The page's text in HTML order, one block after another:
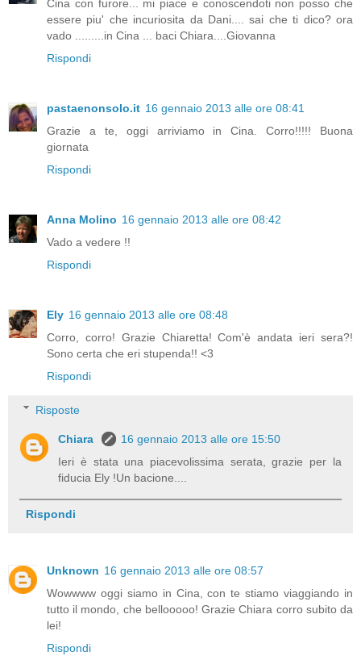
Cina con furore... mi piace e conoscendoti non posso che
essere piu' che incuriosita da Dani.... sai che ti dico? ora
vado .........in Cina ... baci Chiara....Giovanna
Rispondi
pastaenonsolo.it 16 gennaio 2013 alle ore 08:41
Grazie a te, oggi arriviamo in Cina. Corro!!!!! Buona
giornata
Rispondi
Anna Molino 16 gennaio 2013 alle ore 08:42
Vado a vedere !!
Rispondi
Ely 16 gennaio 2013 alle ore 08:48
Corro, corro! Grazie Chiaretta! Com'è andata ieri sera?!
Sono certa che eri stupenda!! <3
Rispondi
Risposte
Chiara
16 gennaio 2013 alle ore 15:50
Ieri è stata una piacevolissima serata, grazie per la
fiducia Ely !Un bacione....
Rispondi
Unknown 16 gennaio 2013 alle ore 08:57
Wowwww oggi siamo in Cina, con te stiamo viaggiando in
tutto il mondo, che bellooooo! Grazie Chiara corro subito da
lei!
Rispondi